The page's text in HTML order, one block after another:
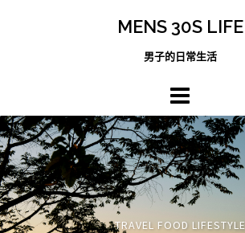
MENS 30S LIFE
男子的日常生活
TRAVEL FOOD LIFESTYLE